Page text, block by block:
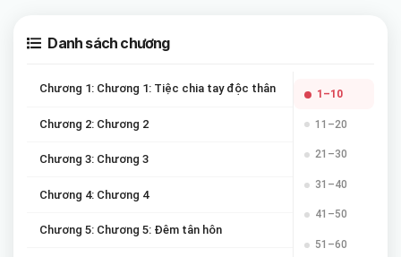
Danh sách chương
Chương 1: Chương 1: Tiệc chia tay độc thân
Chương 2: Chương 2
Chương 3: Chương 3
Chương 4: Chương 4
Chương 5: Chương 5: Đêm tân hôn
1–10
11–20
21–30
31–40
41–50
51–60